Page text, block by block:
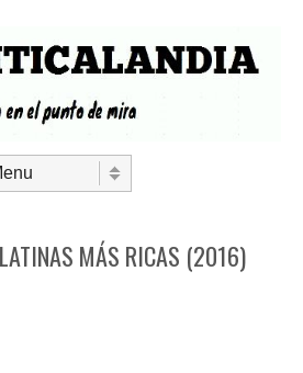
MÁS RICAS (2016)